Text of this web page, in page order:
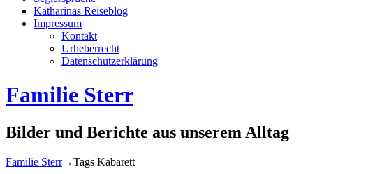
Katharinas Reiseblog
Impressum
Kontakt
Urheberrecht
Datenschutzerklärung
Familie Sterr
Bilder und Berichte aus unserem Alltag
Familie Sterr→Tags Kabarett